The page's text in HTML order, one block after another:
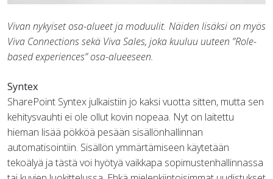
Vivan nykyiset osa-alueet ja moduulit. Näiden lisäksi on myös
Viva Connections sekä Viva Sales, joka kuuluu uuteen ”Role-
based experiences” osa-alueeseen.
Syntex
SharePoint Syntex julkaistiin jo kaksi vuotta sitten, mutta sen
kehitysvauhti ei ole ollut kovin nopeaa. Nyt on laitettu
hieman lisää pökköä pesään sisällönhallinnan
automatisointiin. Sisällön ymmärtämiseen käytetään
tekoälyä ja tästä voi hyötyä vaikkapa sopimustenhallinnassa